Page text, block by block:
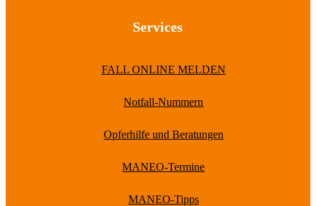
Services
FALL ONLINE MELDEN
Notfall-Nummern
Opferhilfe und Beratungen
MANEO-Termine
MANEO-Tipps